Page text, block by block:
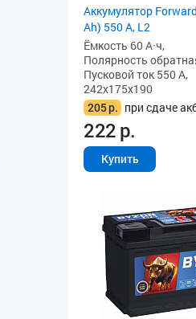
Аккумулятор
Ah) 550 А, L2
Ёмкость 60 А·ч,
Полярность
Пусковой ток 550 А,
242x175x190
205р. при сдаче
222р.
Купить